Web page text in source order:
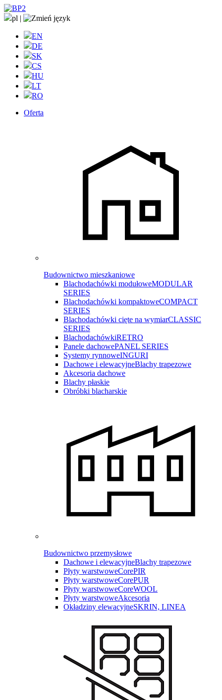
pl |
EN
DE
SK
CS
HU
LT
RO
Oferta
Budownictwo mieszkaniowe
Blachodachówki modułoweMODULAR
SERIES
Blachodachówki kompaktoweCOMPACT
SERIES
Blachodachówki cięte na wymiarCLASSIC
SERIES
BlachodachówkiRETRO
Panele dachowePANEL SERIES
Systemy rynnoweINGURI
Dachowe i elewacyjneBlachy trapezowe
Akcesoria dachowe
Blachy płaskie
Obróbki blacharskie
Budownictwo przemysłowe
Dachowe i elewacyjneBlachy trapezowe
Płyty warstwoweCorePIR
Płyty warstwoweCorePUR
Płyty warstwoweCoreWOOL
Płyty warstwoweAkcesoria
Okładziny elewacyjneSKRIN, LINEA